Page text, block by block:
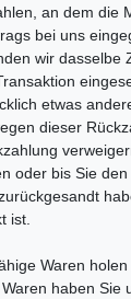
an dem die
bei uns
wir dasselbe
etwas
dieser
oder bis Sie
ist.
Waren
haben Sie